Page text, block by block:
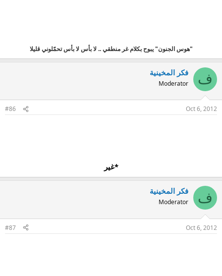
"هوس الجنون" يبوح بكلام غر منطقي .. لا بأس لا بأس تحمّلوني قليلا
ف فكر المخينية
Moderator
Oct 6, 2012
#86
*غير
ف فكر المخينية
Moderator
Oct 6, 2012
#87